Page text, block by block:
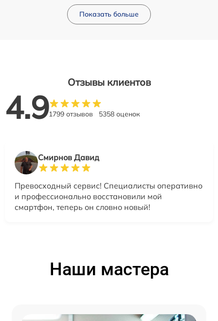
Показать больше
Отзывы клиентов
4.91799 отзывов 5358 оценок
Смирнов Давид
Превосходный сервис! Специалисты оперативно
и профессионально восстановили мой
смартфон, теперь он словно новый!
Наши мастера